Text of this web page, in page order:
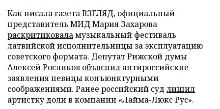
Как писала газета ВЗГЛЯД, официальный
представитель МИД Мария Захарова
раскритиковаламузыкальный фестиваль
латвийской исполнительницы за эксплуатацию
советского формата. Депутат Рижской думы
Алексей Росликов объяснил антироссийские
заявления певицы конъюнктурными
соображениями. Ранее российский суд лишил
артистку доли в компании «Лайма-Люкс Рус».